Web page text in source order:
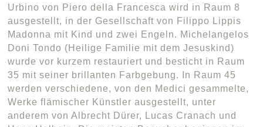
Urbino von Piero della Francesca wird in Raum 8
ausgestellt, in der Gesellschaft von Filippo Lippis
Madonna mit Kind und zwei Engeln. Michelangelos
Doni Tondo (Heilige Familie mit dem Jesuskind)
wurde vor kurzem restauriert und besticht in Raum
35 mit seiner brillanten Farbgebung. In Raum 45
werden verschiedene, von den Medici gesammelte,
Werke flämischer Künstler ausgestellt, unter
anderem von Albrecht Dürer, Lucas Cranach und